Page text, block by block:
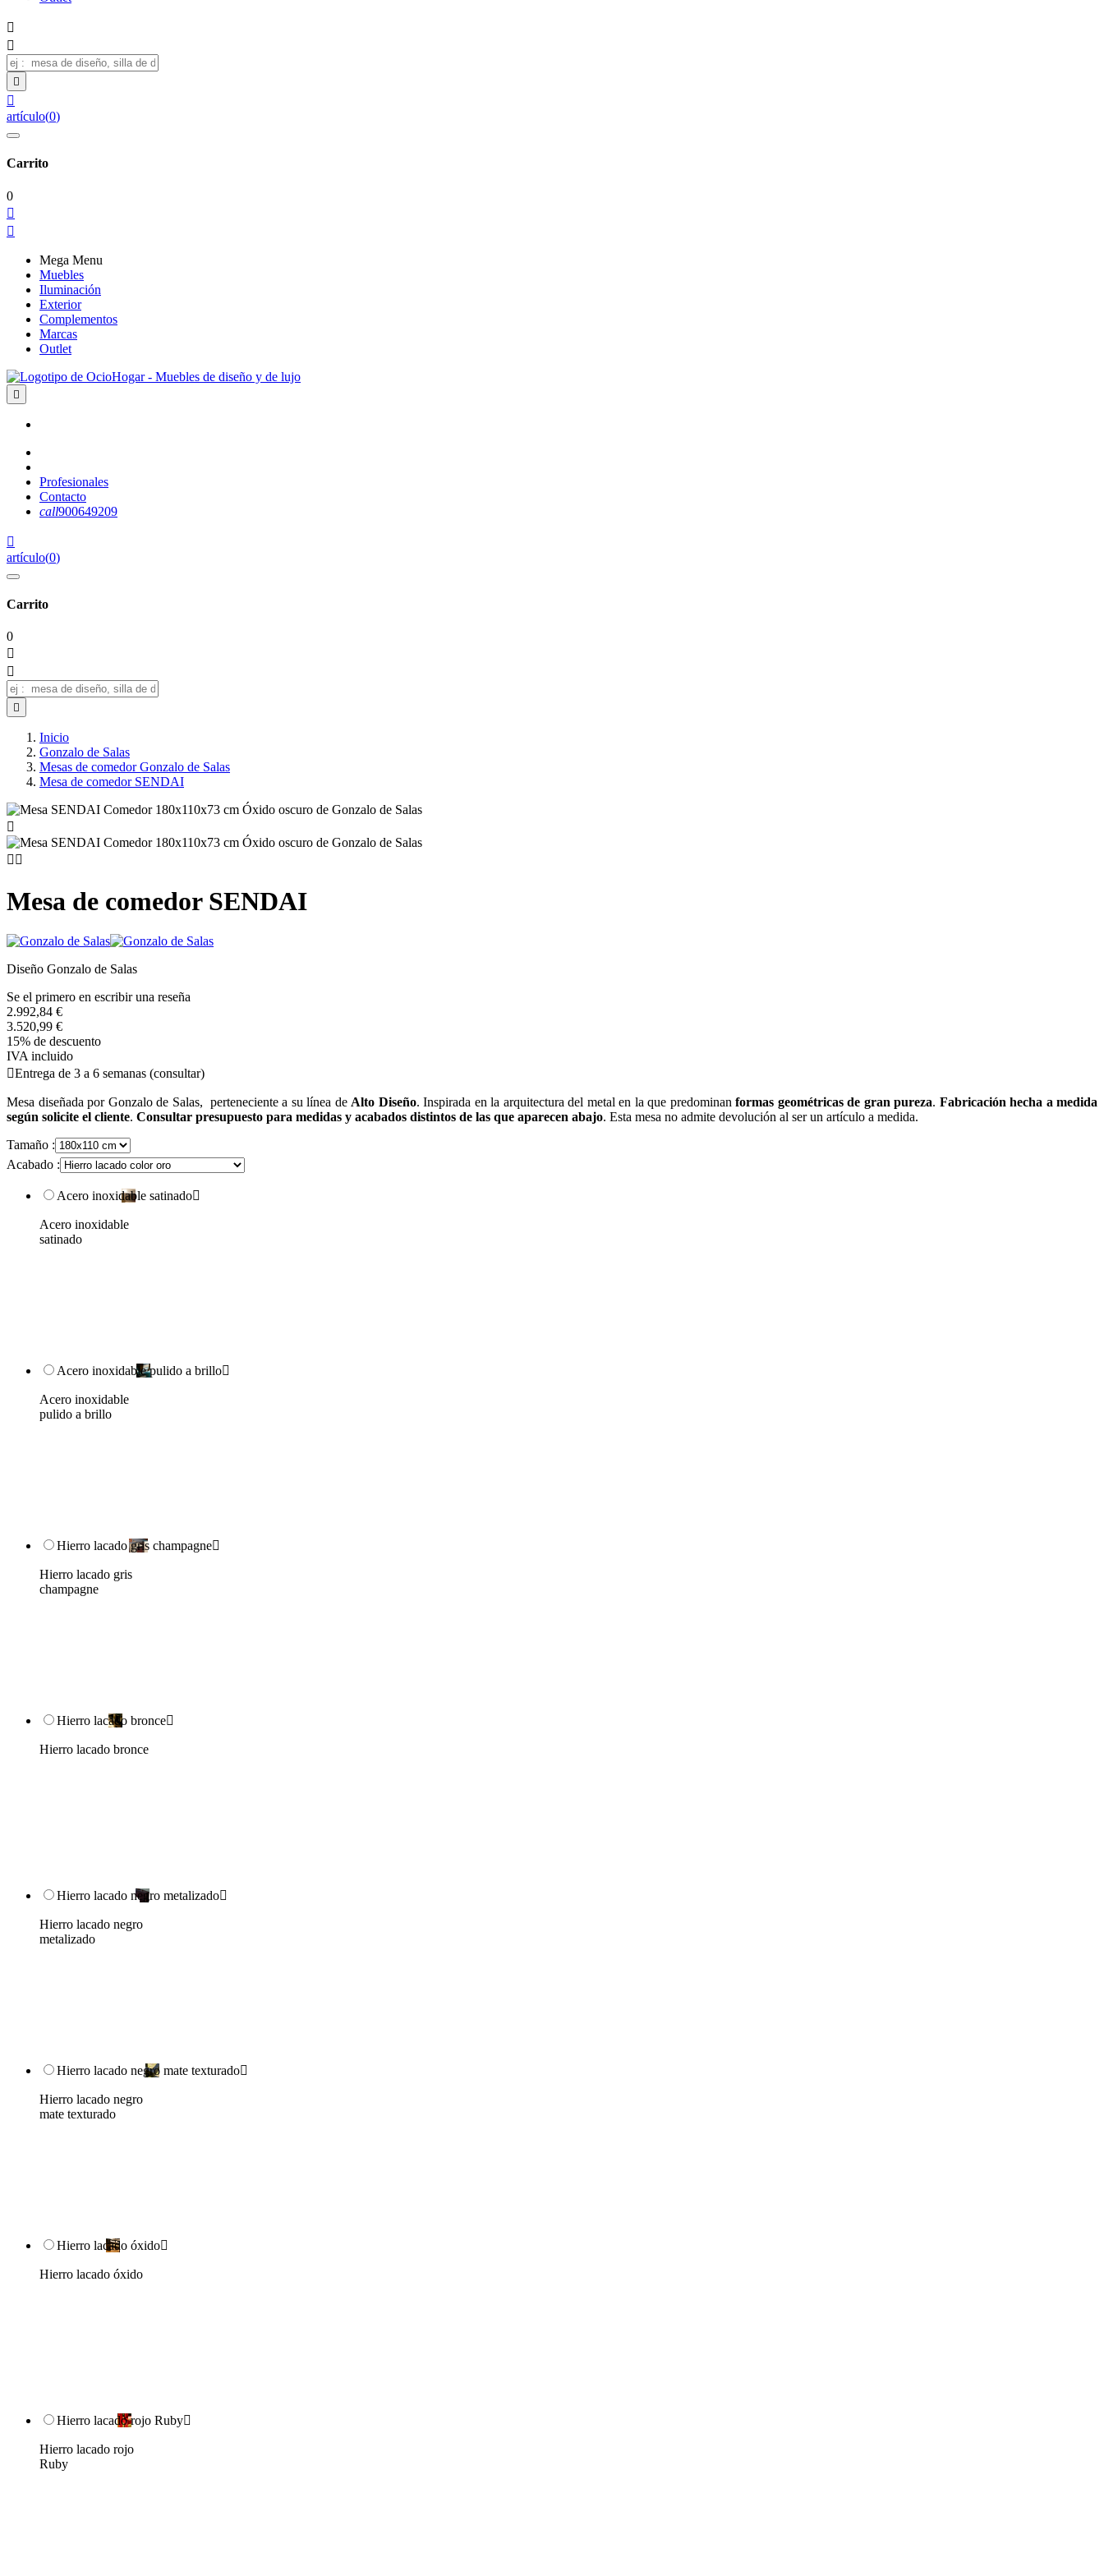




artículo(0)
Carrito
0


Mega Menu
Muebles
Iluminación
Exterior
Complementos
Marcas
Outlet

Profesionales
Contacto
call900649209

artículo(0)
Carrito
0



Inicio
Gonzalo de Salas
Mesas de comedor Gonzalo de Salas
Mesa de comedor SENDAI

 
Mesa de comedor SENDAI
Diseño Gonzalo de Salas
Se el primero en escribir una reseña
2.992,84 €
3.520,99 €
15% de descuento
IVA incluido
Entrega de 3 a 6 semanas (consultar)
Mesa diseñada por Gonzalo de Salas, perteneciente a su línea de Alto Diseño. Inspirada en la arquitectura del metal en la que predominan formas geométricas de gran pureza. Fabricación hecha a medida
según solicite el cliente. Consultar presupuesto para medidas y acabados distintos de las que aparecen abajo. Esta mesa no admite devolución al ser un artículo a medida.
Tamaño :
Acabado :
Acero inoxidable satinado
Acero inoxidable
satinado
Acero inoxidable pulido a brillo
Acero inoxidable
pulido a brillo
Hierro lacado gris champagne
Hierro lacado gris
champagne
Hierro lacado bronce
Hierro lacado bronce
Hierro lacado negro metalizado
Hierro lacado negro
metalizado
Hierro lacado negro mate texturado
Hierro lacado negro
mate texturado
Hierro lacado óxido
Hierro lacado óxido
Hierro lacado rojo Ruby
Hierro lacado rojo
Ruby